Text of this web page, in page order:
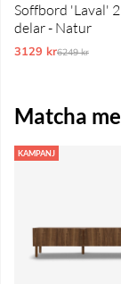
Soffbord 'Laval' 2
delar - Natur
3129 krOrdinarie
6249 kr
Matcha
KAMPANJ